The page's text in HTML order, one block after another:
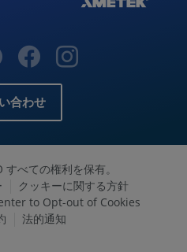
合わせ
べての権利を保有。
クッキーに関する方針
to Opt-out of Cookies
法的通知